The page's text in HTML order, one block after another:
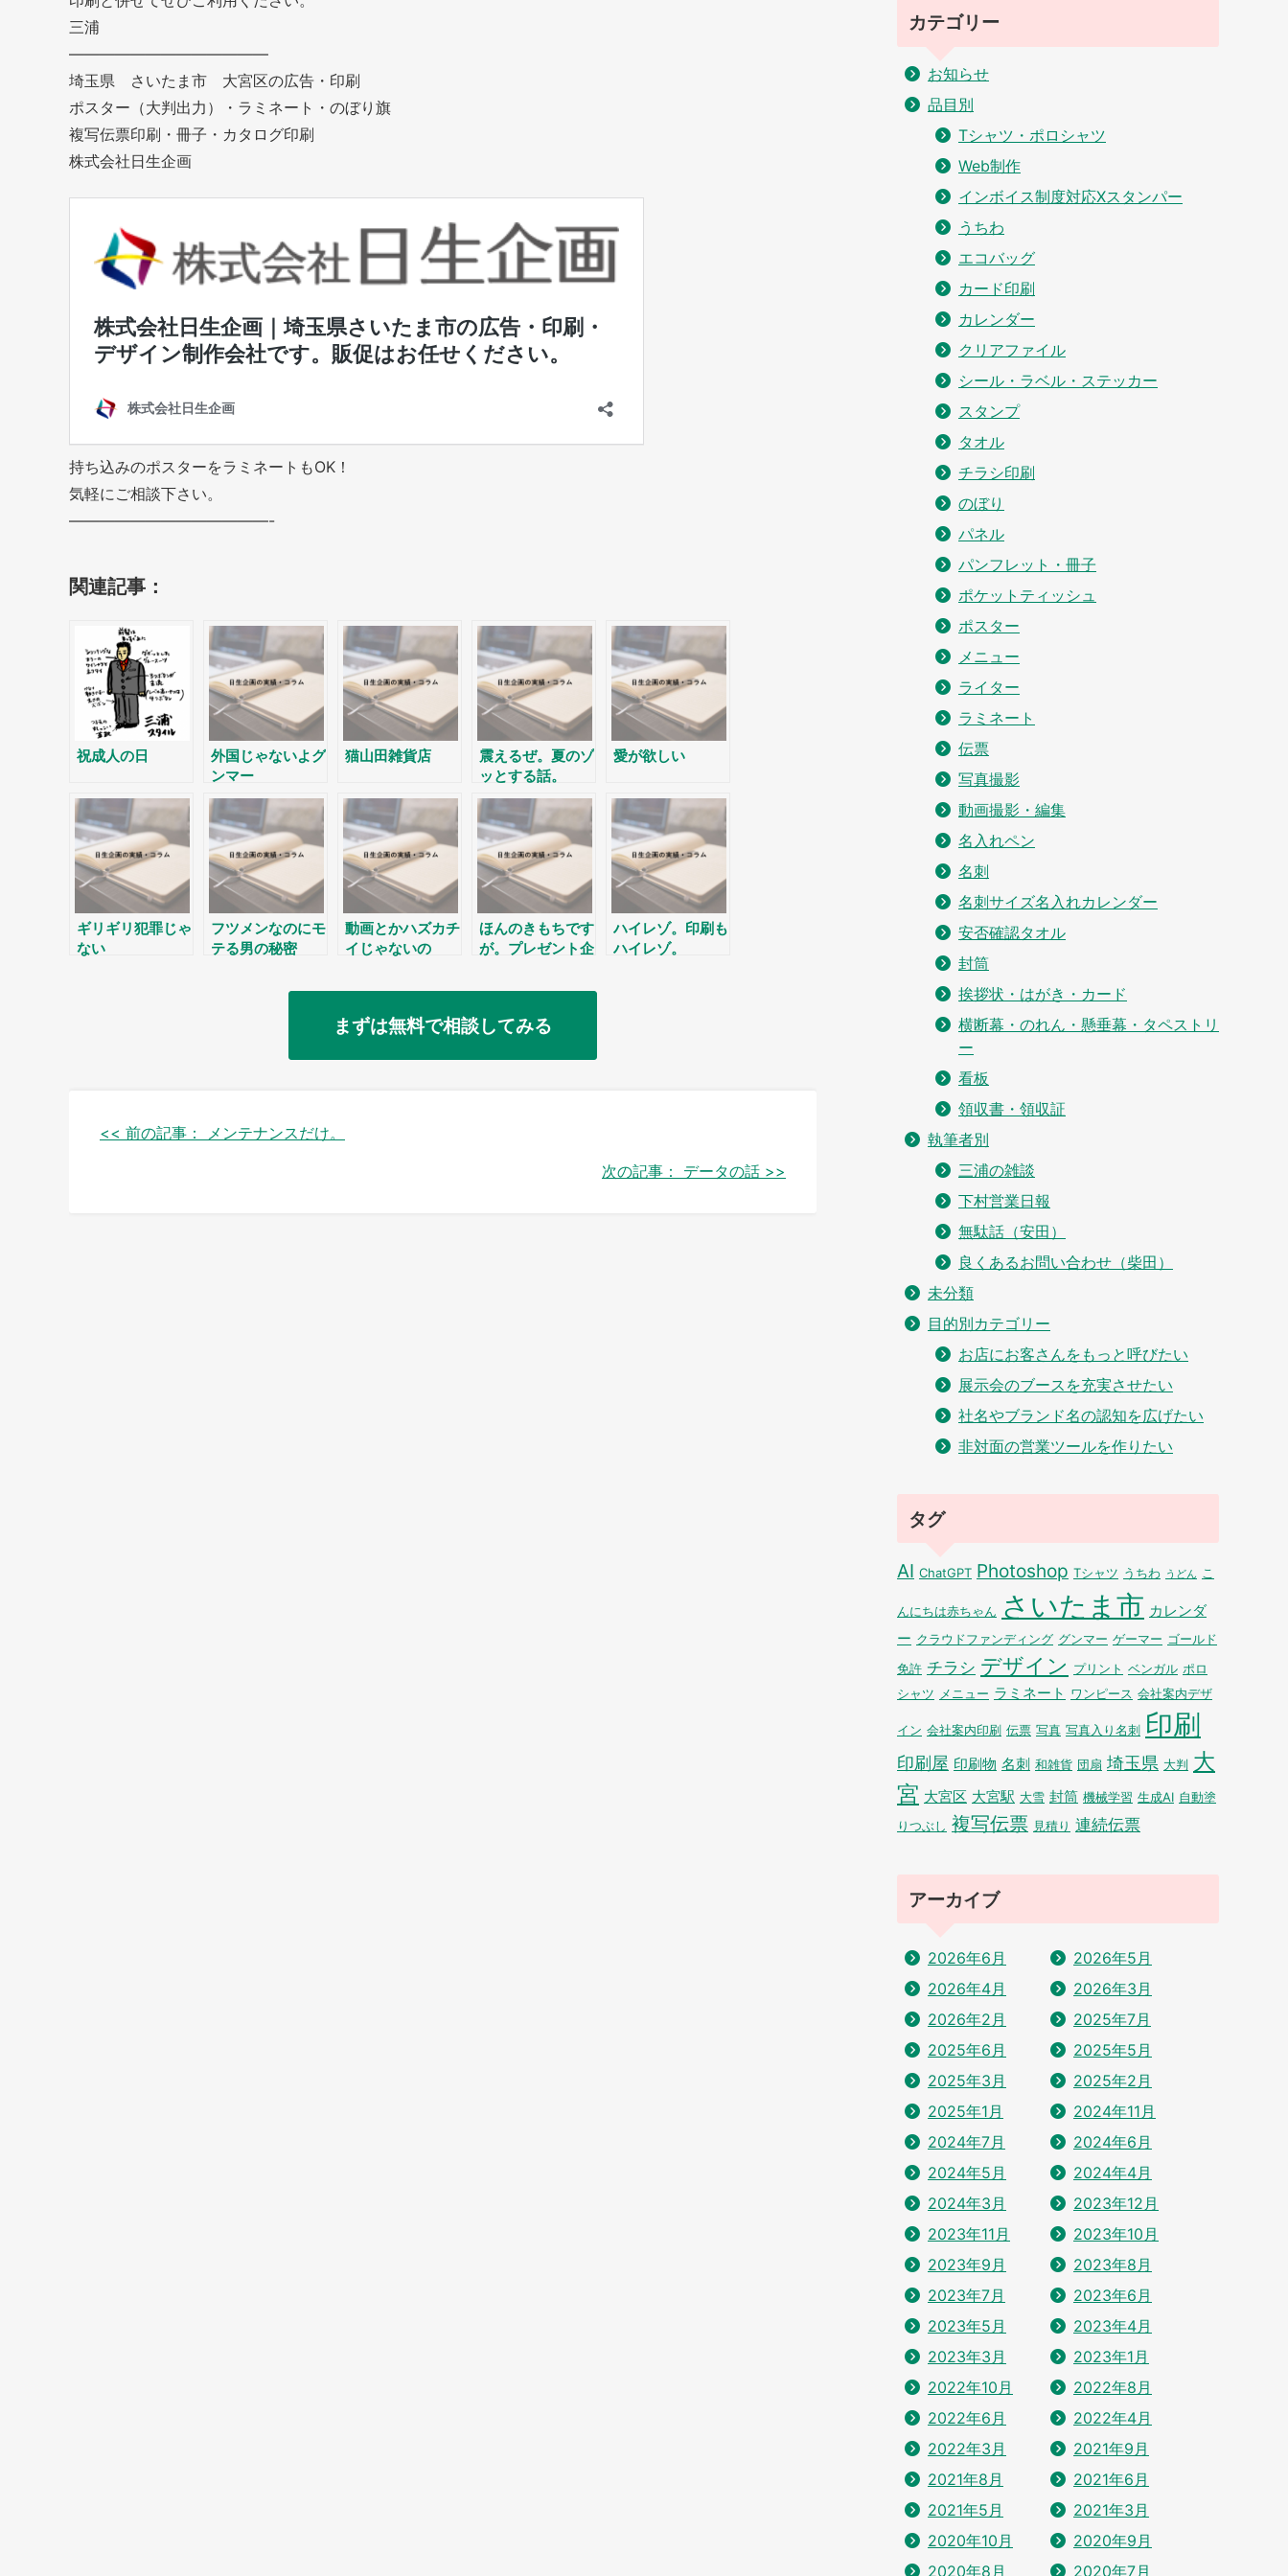
三浦
—————————————
埼玉県 さいたま市 大宮区の広告・印刷
ポスター（大判出力）・ラミネート・のぼり旗
複写伝票印刷・冊子・カタログ印刷
株式会社日生企画
持ち込みのポスターをラミネートもOK！
気軽にご相談下さい。
—————————————-
関連記事：
祝成人の日
外国じゃないよグ
ンマー
猫山田雑貨店
震えるぜ。夏のゾ
ッとする話。
愛が欲しい
ギリギリ犯罪じゃ
ない
フツメンなのにモ
テる男の秘密
動画とかハズカチ
イじゃないの
ほんのきもちです
が。プレゼント企
ハイレゾ。印刷も
ハイレゾ。
まずは無料で相談してみる
投
<< 前の記事：
メンテナンスだけ。
次の記事：
データの話 >>
カテゴリー
お知らせ
品目別
Tシャツ・ポロシャツ
Web制作
インボイス制度対応Xスタンパー
うちわ
エコバッグ
カード印刷
カレンダー
クリアファイル
シール・ラベル・ステッカー
スタンプ
タオル
チラシ印刷
のぼり
パネル
パンフレット・冊子
ポケットティッシュ
ポスター
メニュー
ライター
ラミネート
伝票
写真撮影
動画撮影・編集
名入れペン
名刺
名刺サイズ名入れカレンダー
安否確認タオル
封筒
挨拶状・はがき・カード
横断幕・のれん・懸垂幕・タペストリ
ー
看板
領収書・領収証
執筆者別
三浦の雑談
下村営業日報
無駄話（安田）
良くあるお問い合わせ（柴田）
未分類
目的別カテゴリー
お店にお客さんをもっと呼びたい
展示会のブースを充実させたい
社名やブランド名の認知を広げたい
非対面の営業ツールを作りたい
タグ
AI ChatGPT Photoshop Tシャツ うちわ うどん こ
んにちは赤ちゃん さいたま市 カレンダ
ー クラウドファンディング グンマー ゲーマー ゴールド
免許 チラシ デザイン プリント ベンガル ポロ
シャツ メニュー ラミネート ワンピース 会社案内デザ
イン 会社案内印刷 伝票 写真 写真入り名刺 印刷
印刷屋 印刷物 名刺 和雑貨 団扇 埼玉県 大判 大
宮 大宮区 大宮駅 大雪 封筒 機械学習 生成AI 自動塗
りつぶし 複写伝票 見積り 連続伝票
アーカイブ
2026年6月
2026年5月
2026年4月
2026年3月
2026年2月
2025年7月
2025年6月
2025年5月
2025年3月
2025年2月
2025年1月
2024年11月
2024年7月
2024年6月
2024年5月
2024年4月
2024年3月
2023年12月
2023年11月
2023年10月
2023年9月
2023年8月
2023年7月
2023年6月
2023年5月
2023年4月
2023年3月
2023年1月
2022年10月
2022年8月
2022年6月
2022年4月
2022年3月
2021年9月
2021年8月
2021年6月
2021年5月
2021年3月
2020年10月
2020年9月
2020年8月
2020年7月